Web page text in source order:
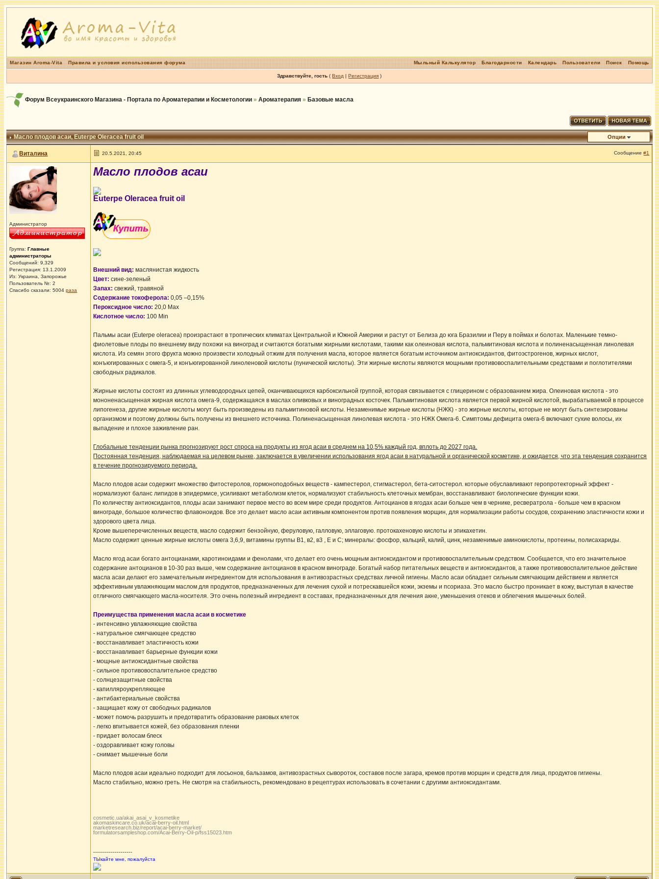
Магазин Aroma-Vita Правила и условия использования форума Помощь
Поиск
Пользователи
Календарь
Благодарности
Мыльный Калькулятор
Здравствуйте, гость (Вход |Регистрация )
Форум Всеукраинского Магазина - Портала по Ароматерапии и Косметологии »Ароматерапия » Базовые масла
Масло плодов асаи, Euterpe Oleracea fruit oil Опции
Виталина 20.5.2021, 20:45 Сообщение#1
Администратор
Группа:Главные
администраторы
Сообщений: 9,329
Регистрация: 13.1.2009
Из: Украина, Запорожье
Пользователь №: 2
Спасибо сказали:5004 раза
Масло плодов асаи
Euterpe Oleracea fruit oil
Внешний вид: маслянистая жидкость
Цвет: сине-зеленый
Запах: свежий, травяной
Содержание токоферола: 0,05 –0,15%
Пероксидное число: 20,0 Max
Кислотное число: 100 Min
Пальмы асаи (Euterpe oleracea) произрастают в тропических климатах Центральной и Южной Америки и растут от Белиза до юга Бразилии и Перу в поймах и болотах. Маленькие темно-
фиолетовые плоды по внешнему виду похожи на виноград и считаются богатыми жирными кислотами, такими как олеиновая кислота, пальмитиновая кислота и полиненасыщенная линолевая
кислота. Из семян этого фрукта можно произвести холодный отжим для получения масла, которое является богатым источником антиоксидантов, фитоэстрогенов, жирных кислот,
конъюгированных с омега-5, и конъюгированной линоленовой кислоты (пунической кислоты). Эти жирные кислоты являются мощными противовоспалительными средствами и поглотителями
свободных радикалов.
Жирные кислоты состоят из длинных углеводородных цепей, оканчивающихся карбоксильной группой, которая связывается с глицерином с образованием жира. Олеиновая кислота - это
мононенасыщенная жирная кислота омега-9, содержащаяся в маслах оливковых и виноградных косточек. Пальмитиновая кислота является первой жирной кислотой, вырабатываемой в процессе
липогенеза, другие жирные кислоты могут быть произведены из пальмитиновой кислоты. Незаменимые жирные кислоты (НЖК) - это жирные кислоты, которые не могут быть синтезированы
организмом и поэтому должны быть получены из внешнего источника. Полиненасыщенная линолевая кислота - это НЖК Омега-6. Симптомы дефицита омега-6 включают сухие волосы, их
выпадение и плохое заживление ран.
Глобальные тенденции рынка прогнозируют рост спроса на продукты из ягод асаи в среднем на 10,5% каждый год, вплоть до 2027 года.
Постоянная тенденция, наблюдаемая на целевом рынке, заключается в увеличении использования ягод асаи в натуральной и органической косметике, и ожидается, что эта тенденция сохранится
в течение прогнозируемого периода.
Масло плодов асаи содержит множество фитостеролов, гормоноподобных веществ - кампестерол, стигмастерол, бета-ситостерол. которые обуславливают геропротекторный эффект -
нормализуют баланс липидов в эпидермисе, усиливают метаболизм клеток, нормализуют стабильность клеточных мембран, восстанавливают биологические функции кожи.
По количеству антиоксидантов, плоды асаи занимают первое место во всем мире среди продуктов. Антоцианов в ягодах асаи больше чем в чернике, ресвератрола - больше чем в красном
винограде, большое количество флавоноидов. Все это делает масло асаи активным компонентом против появления морщин, для нормализации работы сосудов, сохранению эластичности кожи и
здорового цвета лица.
Кроме вышеперечисленных веществ, масло содержит бензойную, феруловую, галловую, эллаговую. протокахеновую кислоты и эпикахетин.
Масло содержит ценные жирные кислоты омега 3,6,9, витамины группы В1, в2, в3 , Е и С; минералы: фосфор, кальций, калий, цинк, незаменимые аминокислоты, протеины, полисахариды.
Масло ягод асаи богато антоцианами, каротиноидами и фенолами, что делает его очень мощным антиоксидантом и противовоспалительным средством. Сообщается, что его значительное
содержание антоцианов в 10-30 раз выше, чем содержание антоцианов в красном винограде. Богатый набор питательных веществ и антиоксидантов, а также противовоспалительное действие
масла асаи делают его замечательным ингредиентом для использования в антивозрастных средствах личной гигиены. Масло асаи обладает сильным смягчающим действием и является
эффективным увлажняющим маслом для продуктов, предназначенных для лечения сухой и потрескавшейся кожи, экземы и псориаза. Это масло быстро проникает в кожу, выступая в качестве
отличного смягчающего масла-носителя. Это очень полезный ингредиент в составах, предназначенных для лечения акне, уменьшения отеков и облегчения мышечных болей.
Преимущества применения масла асаи в косметике
- интенсивно увлажняющие свойства
- натуральное смягчающее средство
- восстанавливает эластичность кожи
- восстанавливает барьерные функции кожи
- мощные антиоксидантные свойства
- сильное противовоспалительное средство
- солнцезащитные свойства
- капилляроукрепляющее
- антибактериальные свойства
- защищает кожу от свободных радикалов
- может помочь разрушить и предотвратить образование раковых клеток
- легко впитывается кожей, без образования пленки
- придает волосам блеск
- оздоравливает кожу головы
- снимает мышечные боли
Масло плодов асаи идеально подходит для лосьонов, бальзамов, антивозрастных сывороток, составов после загара, кремов против морщин и средств для лица, продуктов гигиены.
Масло стабильно, можно греть. Не смотря на стабильность, рекомендовано в рецептурах использовать в сочетании с другими антиоксидантами.
cosmetic.ua/akai_asai_v_kosmetike
akomaskincare.co.uk/acai-berry-oil.html
marketresearch.biz/report/acai-berry-market/
formulatorsampleshop.com/Acai-Berry-Oil-p/fss15023.htm
--------------------
ТЫкайте мне, пожалуйста